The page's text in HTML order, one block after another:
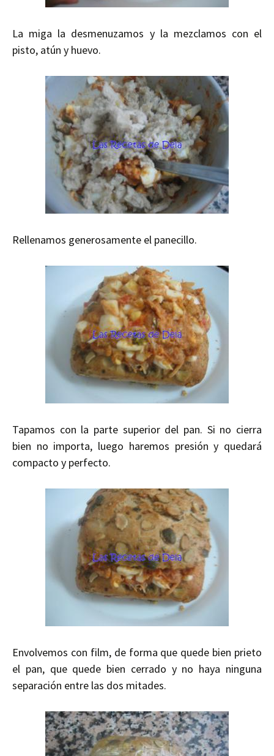
La miga la desmenuzamos y la mezclamos con el
pisto, atún y huevo.
Rellenamos generosamente el panecillo.
Tapamos con la parte superior del pan. Si no cierra
bien no importa, luego haremos presión y quedará
compacto y perfecto.
Envolvemos con film, de forma que quede bien prieto
el pan, que quede bien cerrado y no haya ninguna
separación entre las dos mitades.